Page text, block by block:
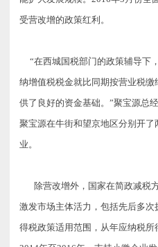
受营改增的政策红利。
“在西城国税部门的政策辅导下
纳增值税税金就比同期按营业税
供了良好的资金基础。”聚宝源总
聚宝源在牛街和望京地区分别开
业。
除营改增外，国家在简政减税
激发市场主体活力，包括先后多
得税政策适用范围，从年应纳税所